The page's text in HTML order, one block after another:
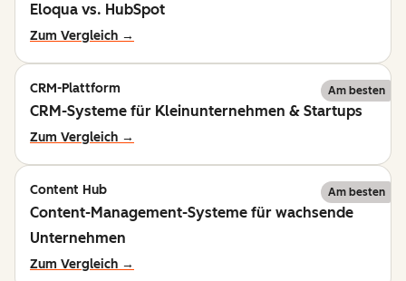
Eloqua vs. HubSpot
Zum Vergleich →
CRM-Plattform Am besten
CRM-Systeme für Kleinunternehmen & Startups
Zum Vergleich →
Content Hub Am besten
Content-Management-Systeme für wachsende
Unternehmen
Zum Vergleich →